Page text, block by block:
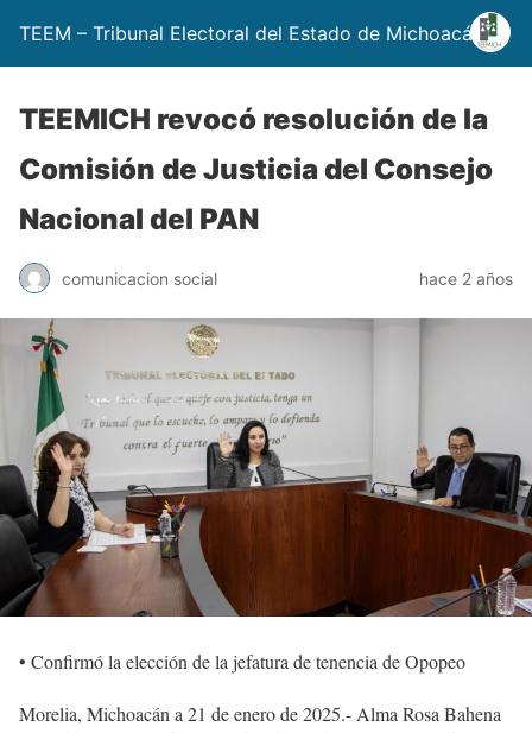
TEEM – Tribunal Electoral del Estado de Michoacán
TEEMICH revocó resolución de la
Comisión de Justicia del Consejo
Nacional del PAN
comunicacion social hace 2 años
• Confirmó la elección de la jefatura de tenencia de Opopeo
Morelia, Michoacán a 21 de enero de 2025.- Alma Rosa Bahena